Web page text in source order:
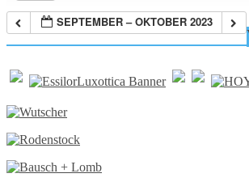
SEPTEMBER – OKTOBER 2023